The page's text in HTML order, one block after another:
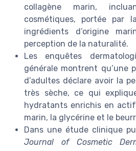
collagène marin,
cosmétiques, portée par
ingrédients d’origine
perception de la naturalité.
Les enquêtes
générale montrent qu’une
d’adultes déclare avoir la
très sèche, ce qui
hydratants enrichis en
marin, la glycérine et le
Dans une étude clinique
Journal of Cosmetic